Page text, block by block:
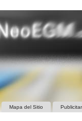
Mapa del Sitio